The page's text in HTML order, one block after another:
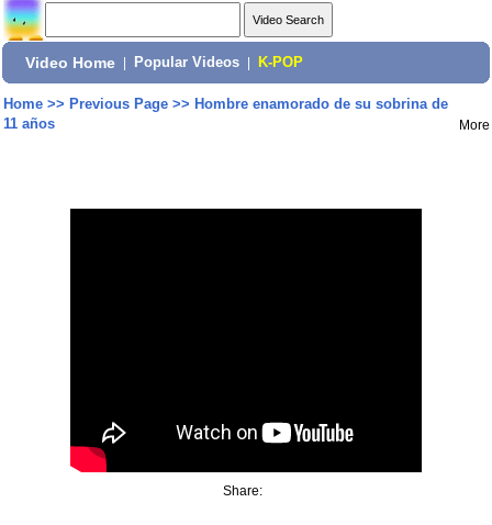
Video Home Popular Videos K-POP
Home>> Previous Page>> Hombre enamorado de su sobrina de
11 años
More
Share: